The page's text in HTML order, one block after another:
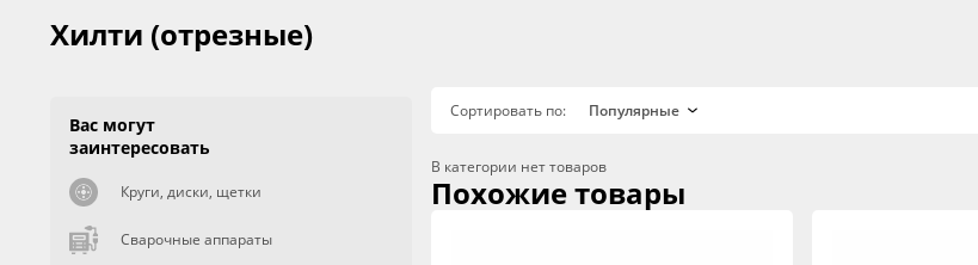
Хилти (отрезные)
Сортировать по:
В категории нет товаров
Похожие товары
Вас могут
заинтересовать
Круги, диски, щетки
Сварочные аппараты